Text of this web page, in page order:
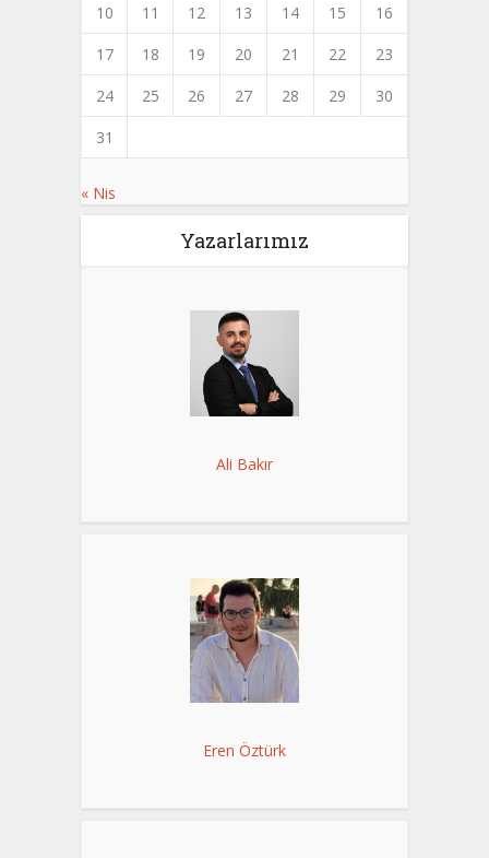
10
11 12 13 14 15
16
17
18 19 20 21 22
23
24
25 26 27 28 29
30
31
« Nis
Yazarlarımız
Ali Bakır
Eren Öztürk